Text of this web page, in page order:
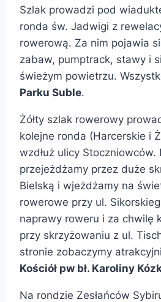
Szlak prowadzi pod
ronda św. Jadwigi z
rowerową. Za nim pojawia
zabaw, pumptrack, stawy i
świeżym powietrzu.
Parku Suble.
Żółty szlak rowerowy
kolejne ronda (Harcerskie i
wzdłuż ulicy Stoczniowców.
przejeżdżamy przez duże
Bielską i wjeżdżamy na
rowerowe przy ul.
naprawy roweru i za chwilę
przy skrzyżowaniu z ul.
stronie zobaczymy
Kościół pw bł. Karoliny
Na rondzie Zesłańców